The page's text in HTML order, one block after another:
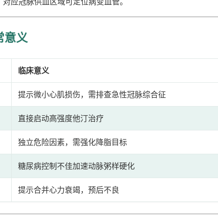
意义
临床意义
提示微小心肌损伤，需排查急性冠脉综合征
直接启动高强度他汀治疗
独立危险因素，需强化降脂目标
糖尿病控制不佳加速动脉粥样硬化
提示合并心力衰竭，预后不良